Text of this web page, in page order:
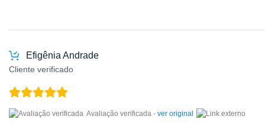
Efigênia Andrade
Cliente verificado
Avaliação verificada - ver original